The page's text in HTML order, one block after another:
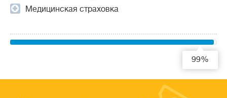
Медицинская страховка
99%